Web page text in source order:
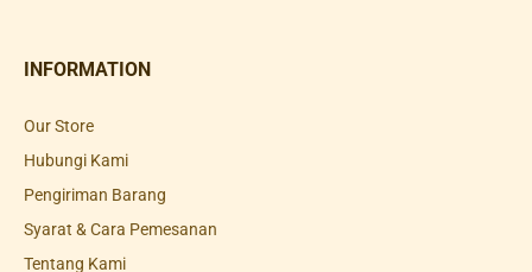
INFORMATION
Our Store
Hubungi Kami
Pengiriman Barang
Syarat & Cara Pemesanan
Tentang Kami